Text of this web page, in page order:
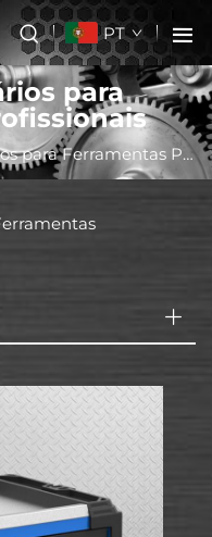
PT
para
Ferramentas Profissionais